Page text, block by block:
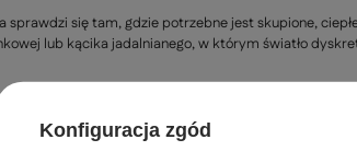
sprawdzi się tam, gdzie potrzebne jest skupione,
lub kącika jadalnianego, w którym światło
Konfiguracja zgód